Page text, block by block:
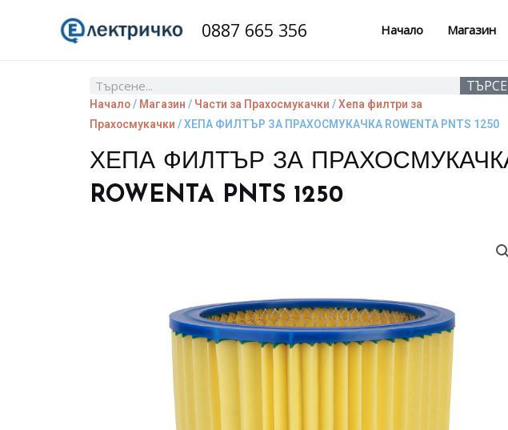
0887 665 356 Начало Магазин
Search
Начало/ Магазин / Части за Прахосмукачки /Хепа филтри за
Прахосмукачки / ХЕПА ФИЛТЪР ЗА ПРАХОСМУКАЧКА ROWENTA PNTS 1250
ХЕПА ФИЛТЪР ЗА
ROWENTA PNTS 1250